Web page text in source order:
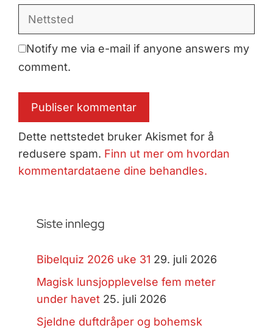
Notify me via e-mail if anyone answers my
comment.
Dette nettstedet bruker Akismet for å
redusere spam. Finn ut mer om hvordan
kommentardataene dine behandles.
Siste innlegg
Bibelquiz 2026 uke 31 29. juli 2026
Magisk lunsjopplevelse fem meter
under havet 25. juli 2026
Sjeldne duftdråper og bohemsk